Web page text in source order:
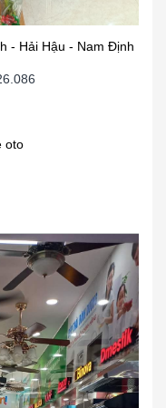
- Hải Hậu - Nam Định
oto